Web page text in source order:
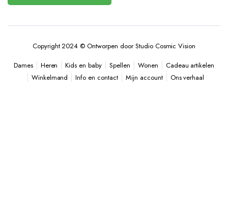
Copyright 2024 © Ontworpen door Studio Cosmic Vision
Dames
Heren Kids en baby Spellen Wonen
Cadeau artikelen
Winkelmand
Info en contact Mijn account Ons verhaal